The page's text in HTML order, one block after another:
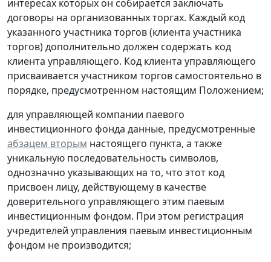
интересах которых он собирается заключать
договоры на организованных торгах. Каждый код
указанного участника торгов (клиента участника
торгов) дополнительно должен содержать код
клиента управляющего. Код клиента управляющего
присваивается участником торгов самостоятельно в
порядке, предусмотренном настоящим Положением;
для управляющей компании паевого
инвестиционного фонда данные, предусмотренные
абзацем вторым настоящего пункта, а также
уникальную последовательность символов,
однозначно указывающих на то, что этот код
присвоен лицу, действующему в качестве
доверительного управляющего этим паевым
инвестиционным фондом. При этом регистрация
учредителей управления паевым инвестиционным
фондом не производится;